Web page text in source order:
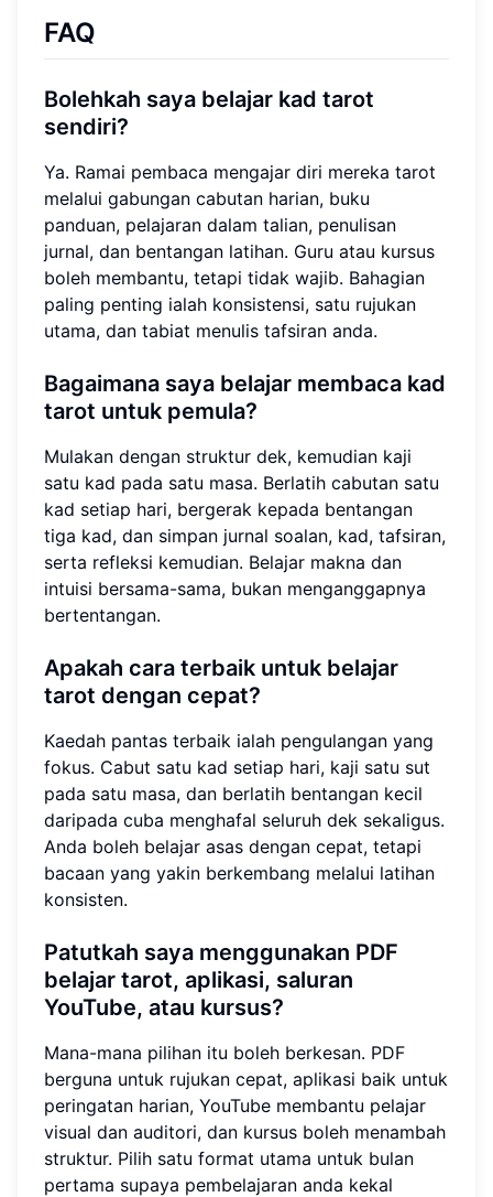
FAQ
Bolehkah saya belajar kad tarot
sendiri?
Ya. Ramai pembaca mengajar diri mereka tarot
melalui gabungan cabutan harian, buku
panduan, pelajaran dalam talian, penulisan
jurnal, dan bentangan latihan. Guru atau kursus
boleh membantu, tetapi tidak wajib. Bahagian
paling penting ialah konsistensi, satu rujukan
utama, dan tabiat menulis tafsiran anda.
Bagaimana saya belajar membaca kad
tarot untuk pemula?
Mulakan dengan struktur dek, kemudian kaji
satu kad pada satu masa. Berlatih cabutan satu
kad setiap hari, bergerak kepada bentangan
tiga kad, dan simpan jurnal soalan, kad, tafsiran,
serta refleksi kemudian. Belajar makna dan
intuisi bersama-sama, bukan menganggapnya
bertentangan.
Apakah cara terbaik untuk belajar
tarot dengan cepat?
Kaedah pantas terbaik ialah pengulangan yang
fokus. Cabut satu kad setiap hari, kaji satu sut
pada satu masa, dan berlatih bentangan kecil
daripada cuba menghafal seluruh dek sekaligus.
Anda boleh belajar asas dengan cepat, tetapi
bacaan yang yakin berkembang melalui latihan
konsisten.
Patutkah saya menggunakan PDF
belajar tarot, aplikasi, saluran
YouTube, atau kursus?
Mana-mana pilihan itu boleh berkesan. PDF
berguna untuk rujukan cepat, aplikasi baik untuk
peringatan harian, YouTube membantu pelajar
visual dan auditori, dan kursus boleh menambah
struktur. Pilih satu format utama untuk bulan
pertama supaya pembelajaran anda kekal